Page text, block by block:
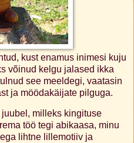
kust enamus inimesi kuju
võinud kelgu jalased ikka
see meeldegi, vaatasin
ja möödakäijate pilguga.
milleks kingituse
töö tegi abikaasa, minu
lihtne lillemotiiv ja